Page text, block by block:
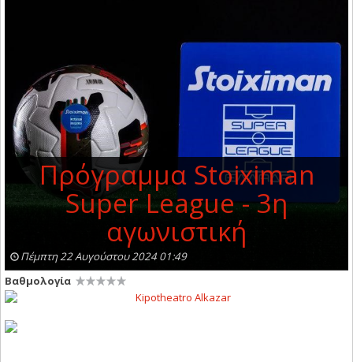
Πρόγραμμα Stoiximan
Super League - 3η
αγωνιστική
Πέμπτη 22 Αυγούστου 2024 01:49
Βαθμολογία